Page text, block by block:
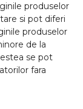
produselor
si pot diferi
produselor
de la
se pot
fara